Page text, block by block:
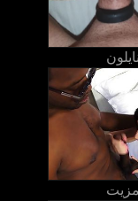
نايلون
مزيت